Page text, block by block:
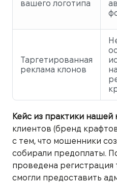
вашего логотипа
Таргетированная
реклама клонов
Кейс из практики нашей
клиентов (бренд
с тем, что мошенники
собирали предоплаты.
проведена регистрация
смогли предоставить